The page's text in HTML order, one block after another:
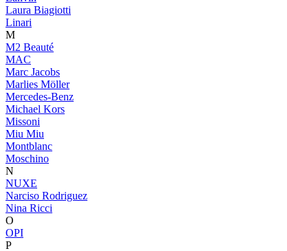
Laura Biagiotti
Linari
M
M2 Beauté
MAC
Marc Jacobs
Marlies Möller
Mercedes-Benz
Michael Kors
Missoni
Miu Miu
Montblanc
Moschino
N
NUXE
Narciso Rodriguez
Nina Ricci
O
OPI
P